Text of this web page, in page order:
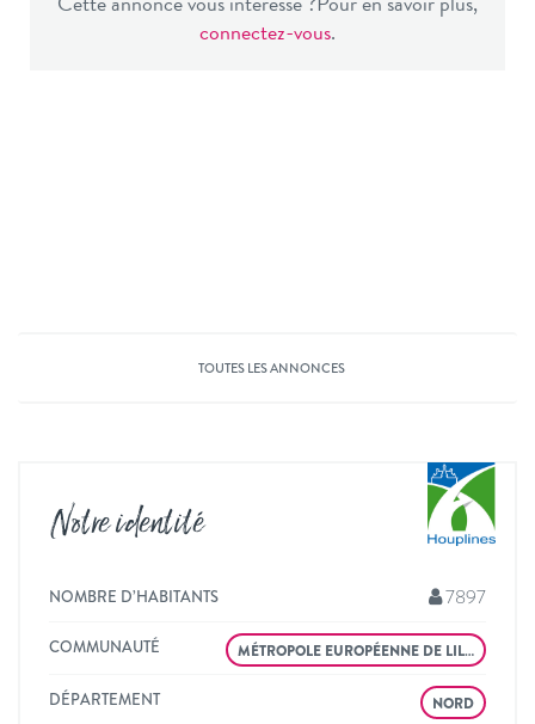
connectez-vous.
TOUTES LES ANNONCES
Notre identité
NOMBRE D’HABITANTS 7897
COMMUNAUTÉ MÉTROPOLE EUROPÉENNE DE LIL…
DÉPARTEMENT NORD